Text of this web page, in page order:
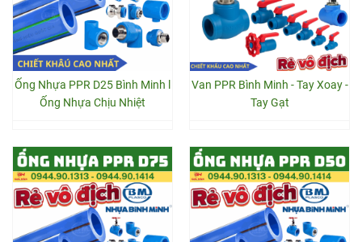
Ống Nhựa PPR D25 Bình Minh l
Ống Nhựa Chịu Nhiệt
Van PPR Bình Minh - Tay Xoay -
Tay Gạt